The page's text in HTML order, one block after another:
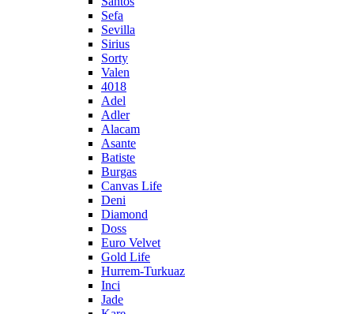
Sefa
Sevilla
Sirius
Sorty
Valen
4018
Adel
Adler
Alacam
Asante
Batiste
Burgas
Canvas Life
Deni
Diamond
Doss
Euro Velvet
Gold Life
Hurrem-Turkuaz
Inci
Jade